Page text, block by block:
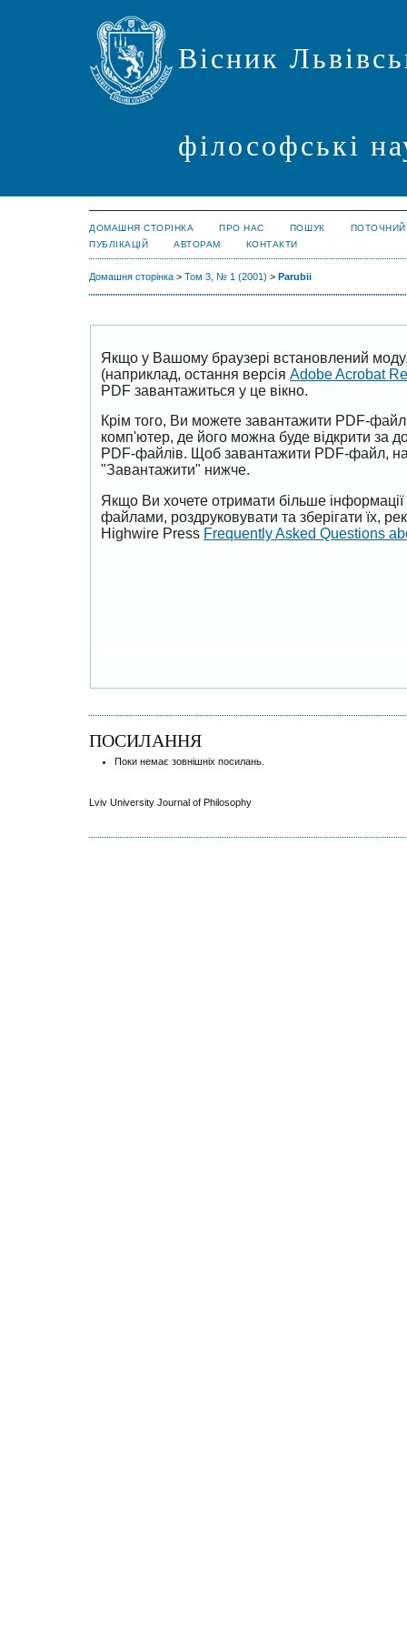
Вісник
філософські
ДОМАШНЯ СТОРІНКА ПРО НАС ПОШУК
ПОТОЧНИЙ
ПУБЛІКАЦІЙ
АВТОРАМ КОНТАКТИ
Домашня сторінка > Том 3, № 1 (2001) > Parubii
Якщо у Вашому браузері встановлений
(наприклад, остання версія Adobe Acrobat
PDF завантажиться у це вікно.
Крім того, Ви можете завантажити PDF-
комп'ютер, де його можна буде відкрити за
PDF-файлів. Щоб завантажити PDF-файл,
"Завантажити" нижче.
Якщо Ви хочете отримати більше
файлами, роздруковувати та зберігати їх,
Highwire Press Frequently Asked Questions
ПОСИЛАННЯ
Поки немає зовнішніх посилань.
Lviv University Journal of Philosophy